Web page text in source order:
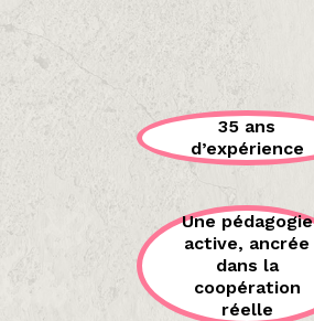
35 ans
d’expérience
Une pédagogie
active, ancrée
dans la
coopération
réelle